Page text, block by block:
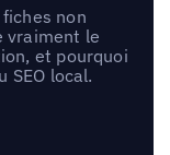
non
vraiment le
et pourquoi
SEO local.